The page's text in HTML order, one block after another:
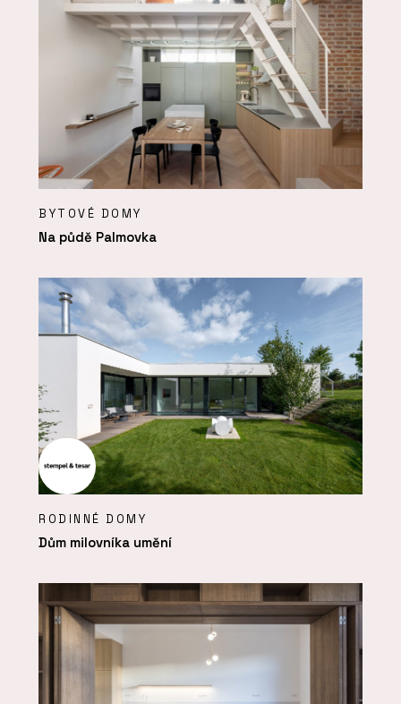
BYTOVÉ DOMY
Na půdě Palmovka
RODINNÉ DOMY
Dům milovníka umění